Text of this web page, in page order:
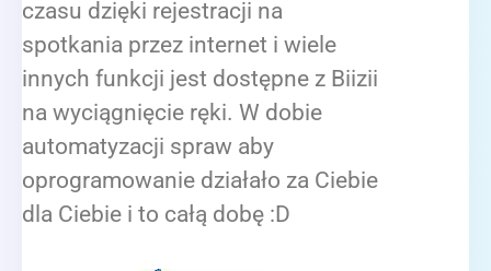
czasu dzięki rejestracji na
spotkania przez internet i wiele
innych funkcji jest dostępne z Biizii
na wyciągnięcie ręki. W dobie
automatyzacji spraw aby
oprogramowanie działało za Ciebie
dla Ciebie i to całą dobę :D